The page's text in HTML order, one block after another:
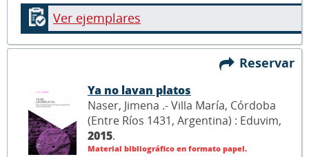
Ver ejemplares
Reservar
Ya no lavan platos
Naser, Jimena .- Villa María, Córdoba
(Entre Ríos 1431, Argentina) : Eduvim,
2015.
Material bibliográfico en formato papel.